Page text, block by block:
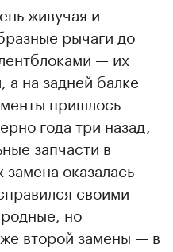
живучая и
рычаги до
— их
а на задней балке
пришлось
года три назад,
запчасти в
оказалась
своими
но
второй замены — в